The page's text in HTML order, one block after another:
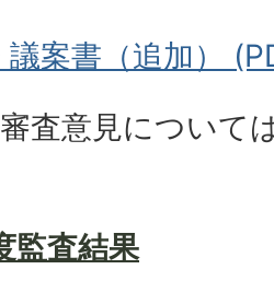
議案書（追加）
査意見について
監査結果